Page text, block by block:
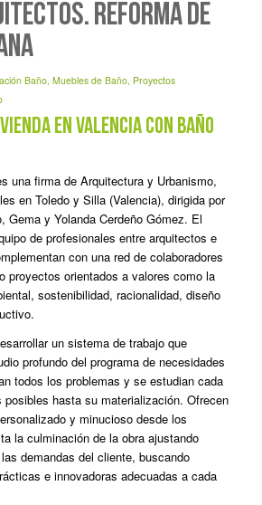
REFORMA DE
Baño, Muebles de Baño, Proyectos
en Valencia con Baño
una firma de Arquitectura y Urbanismo,
en Toledo y Silla (Valencia), dirigida por
Gema y Yolanda Cerdeño Gómez. El
de profesionales entre arquitectos e
con una red de colaboradores
proyectos orientados a valores como la
sostenibilidad, racionalidad, diseño
un sistema de trabajo que
profundo del programa de necesidades
todos los problemas y se estudian cada
hasta su materialización. Ofrecen
y minucioso desde los
la culminación de la obra ajustando
demandas del cliente, buscando
e innovadoras adecuadas a cada